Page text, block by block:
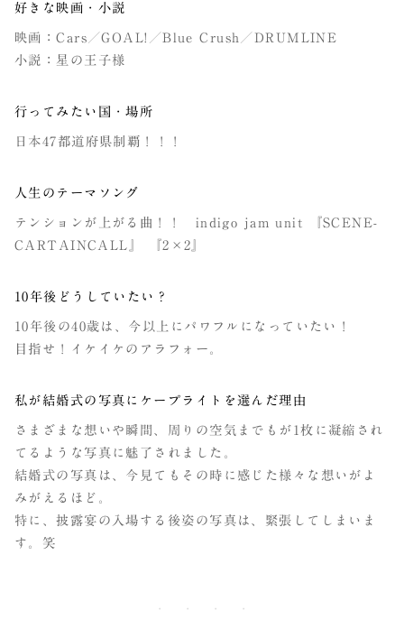
好きな映画・小説
映画：Cars／GOAL!／Blue Crush／DRUMLINE
小説：星の王子様
行ってみたい国・場所
日本47都道府県制覇！！！
人生のテーマソング
テンションが上がる曲！！ indigo jam unit 『SCENE-
CARTAINCALL』 『2×2』
10年後どうしていたい？
10年後の40歳は、今以上にパワフルになっていたい！
目指せ！イケイケのアラフォー。
私が結婚式の写真にケープライトを選んだ理由
さまざまな想いや瞬間、周りの空気までもが1枚に凝縮され
てるような写真に魅了されました。
結婚式の写真は、今見てもその時に感じた様々な想いがよ
みがえるほど。
特に、披露宴の入場する後姿の写真は、緊張してしまいま
す。笑